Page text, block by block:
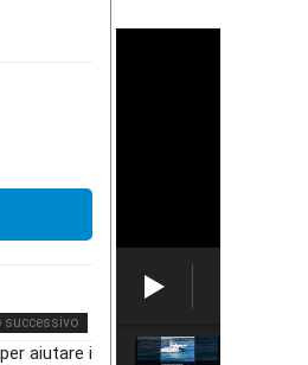
successivo
aiutare i